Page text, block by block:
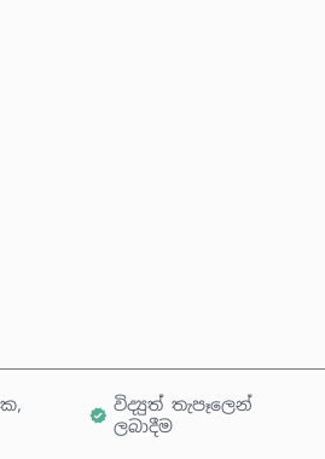
විද්‍යුත් තැපෑලෙන්
ලබාදීම